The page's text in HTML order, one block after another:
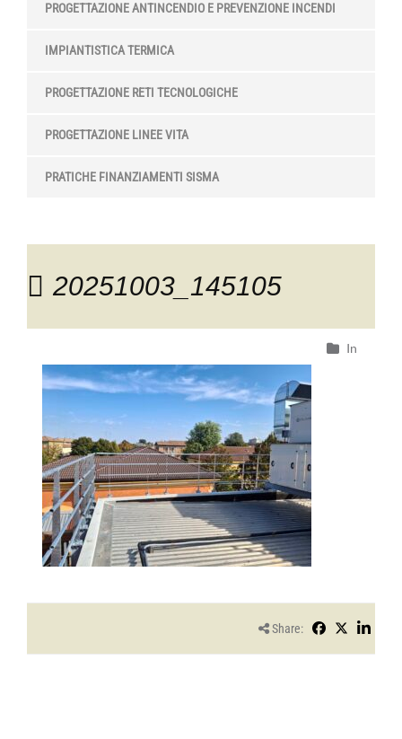
PROGETTAZIONE ANTINCENDIO E PREVENZIONE INCENDI
IMPIANTISTICA TERMICA
PROGETTAZIONE RETI TECNOLOGICHE
PROGETTAZIONE LINEE VITA
PRATICHE FINANZIAMENTI SISMA
20251003_145105
In
Share: